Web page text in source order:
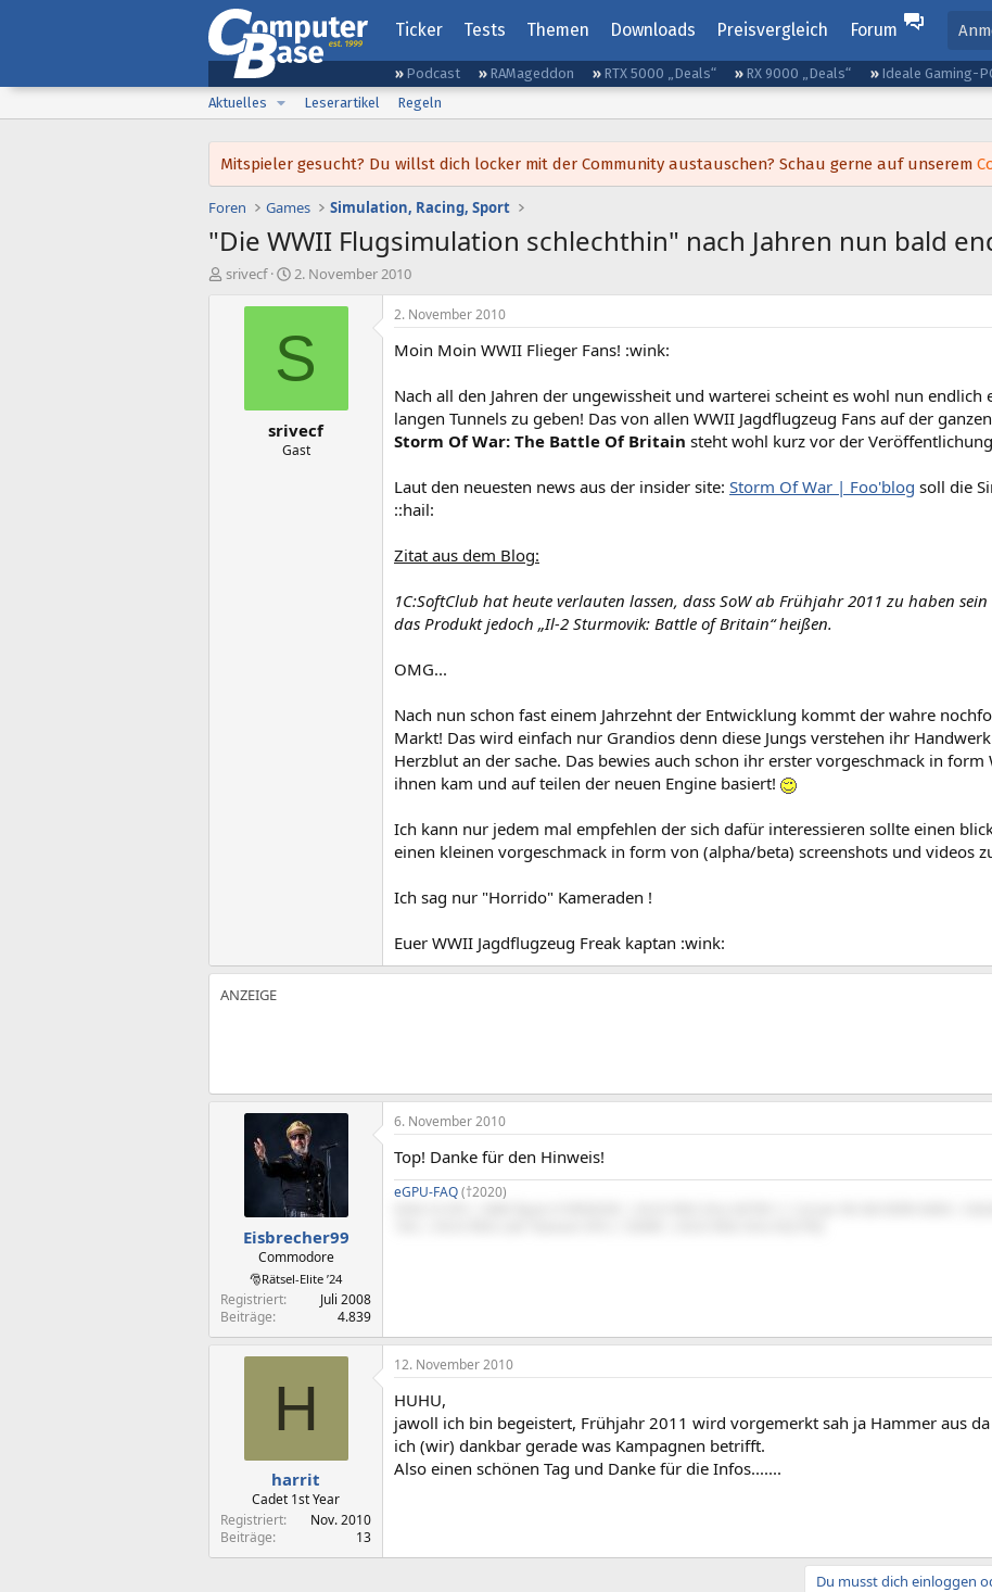
Ticker Tests Themen Downloads Preisvergleich Forum
Podcast RAMageddon RTX 5000 „Deals“ RX 9000 „Deals“ Ideale Gaming-
Aktuelles
Leserartikel Regeln
Mitspieler gesucht? Du willst dich locker mit der Community austauschen? Schau gerne auf unserem
Foren Games Simulation, Racing, Sport
"Die WWII Flugsimulation schlechthin" nach Jahren nun bald
E
srivecf
E
s
t
e
t
a
m
2. November 2010
S
srivecf
Gast
2. November 2010
Moin Moin WWII Flieger Fans! :wink:
Nach all den Jahren der ungewissheit und warterei scheint es wohl nun endlich
langen Tunnels zu geben! Das von allen WWII Jagdflugzeug Fans auf der
Storm Of War: The Battle Of Britain steht wohl kurz vor der
Laut den neuesten news aus der insider site: Storm Of War | Foo'blog soll die
::hail:
Zitat aus dem Blog:
1C:SoftClub hat heute verlauten lassen, dass SoW ab Frühjahr 2011 zu haben
das Produkt jedoch „Il-2 Sturmovik: Battle of Britain“ heißen.
OMG...
Nach nun schon fast einem Jahrzehnt der Entwicklung kommt der wahre
Markt! Das wird einfach nur Grandios denn diese Jungs verstehen ihr
Herzblut an der sache. Das bewies auch schon ihr erster vorgeschmack in
ihnen kam und auf teilen der neuen Engine basiert!
Ich kann nur jedem mal empfehlen der sich dafür interessieren sollte einen
einen kleinen vorgeschmack in form von (alpha/beta) screenshots und videos
Ich sag nur "Horrido" Kameraden !
Euer WWII Jagdflugzeug Freak kaptan :wink:
Eisbrecher99
Commodore
🎅Rätsel-Elite ’24
Registriert
Juli 2008
Beiträge
4.839
6. November 2010
Top! Danke für den Hinweis!
eGPU-FAQ(†2020)
H
harrit
Cadet 1st Year
Registriert
Nov. 2010
Beiträge
13
12. November 2010
HUHU,
jawoll ich bin begeistert, Frühjahr 2011 wird vorgemerkt sah ja Hammer aus
ich (wir) dankbar gerade was Kampagnen betrifft.
Also einen schönen Tag und Danke für die Infos.......
Du musst dich einloggen